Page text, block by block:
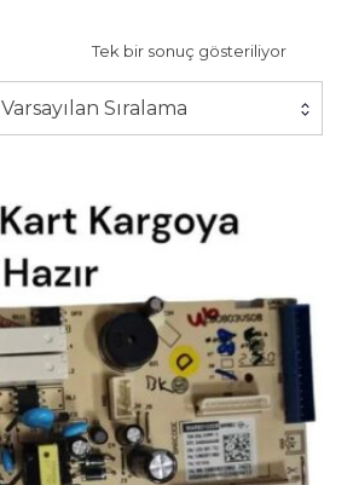
Tek bir sonuç gösteriliyor
Varsayılan Sıralama